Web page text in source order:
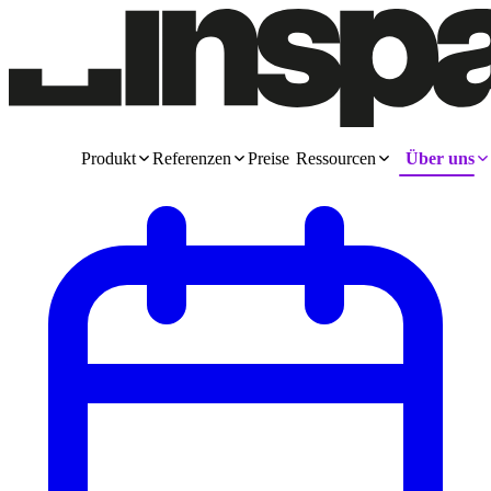
Produkt Referenzen Preise Ressourcen Über uns